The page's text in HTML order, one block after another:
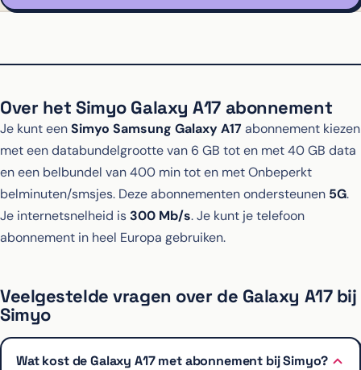
Over het Simyo Galaxy A17 abonnement
Je kunt eenSimyo Samsung Galaxy A17 abonnement kiezen
met een databundelgrootte van 6 GB tot en met 40 GB data
en een belbundel van 400 min tot en met Onbeperkt
belminuten/smsjes. Deze abonnementen ondersteunen 5G.
Je internetsnelheid is300 Mb/s. Je kunt je telefoon
abonnement in heel Europa gebruiken.
Veelgestelde vragen over de Galaxy A17 bij
Simyo
Wat kost de Galaxy A17 met abonnement bij Simyo?